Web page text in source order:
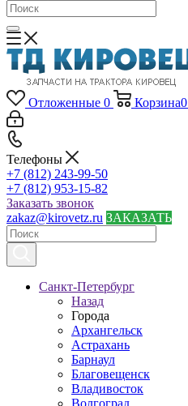
Отложенные 0 Корзина0
Телефоны
+7 (812) 243-99-50
+7 (812) 953-15-82
Заказать звонок
zakaz@kirovetz.ru ЗАКАЗАТЬ
Санкт-Петербург
Назад
Города
Архангельск
Астрахань
Барнаул
Благовещенск
Владивосток
Волгоград